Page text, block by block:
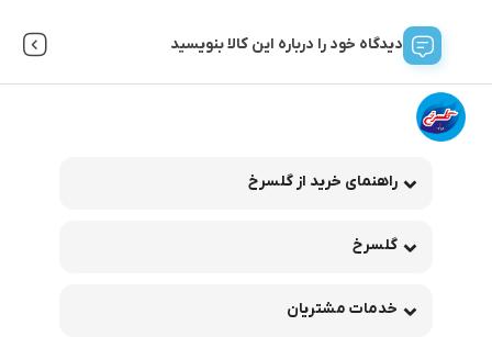
دیدگاه خود را درباره این کالا بنویسید
راهنمای خرید از گلسرخ
گلسرخ
خدمات مشتریان